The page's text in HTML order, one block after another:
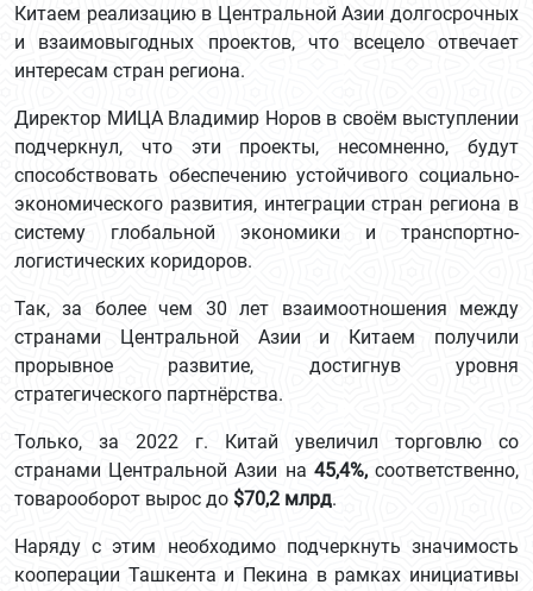
Китаем реализацию в Центральной Азии долгосрочных
и взаимовыгодных проектов, что всецело отвечает
интересам стран региона.
Директор МИЦА Владимир Норов в своём выступлении
подчеркнул, что эти проекты, несомненно, будут
способствовать обеспечению устойчивого социально-
экономического развития, интеграции стран региона в
систему глобальной экономики и транспортно-
логистических коридоров.
Так, за более чем 30 лет взаимоотношения между
странами Центральной Азии и Китаем получили
прорывное развитие, достигнув уровня
стратегического партнёрства.
Только, за 2022 г. Китай увеличил торговлю со
странами Центральной Азии на 45,4%,соответственно,
товарооборот вырос до $70,2 млрд.
Наряду с этим необходимо подчеркнуть значимость
кооперации Ташкента и Пекина в рамках инициативы